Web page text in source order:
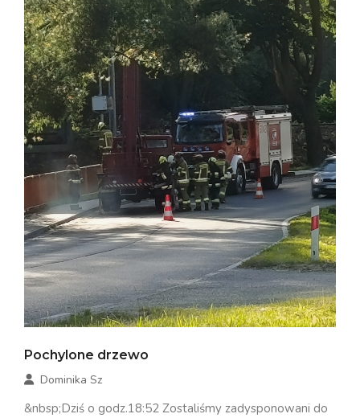
Pochylone drzewo
Dominika Sz
&nbsp;Dziś o godz.18:52 Zostaliśmy zadysponowani do